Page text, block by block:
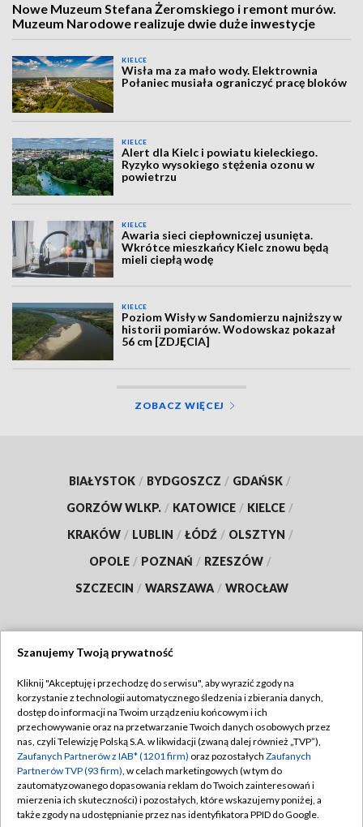
Nowe Muzeum Stefana Żeromskiego i remont murów.
Muzeum Narodowe realizuje dwie duże inwestycje
KIELCE
Wisła ma za mało wody. Elektrownia
Połaniec musiała ograniczyć pracę bloków
KIELCE
Alert dla Kielc i powiatu kieleckiego.
Ryzyko wysokiego stężenia ozonu w
powietrzu
KIELCE
Awaria sieci ciepłowniczej usunięta.
Wkrótce mieszkańcy Kielc znowu będą
mieli ciepłą wodę
KIELCE
Poziom Wisły w Sandomierzu najniższy w
historii pomiarów. Wodowskaz pokazał
56 cm [ZDJĘCIA]
ZOBACZ WIĘCEJ
BIAŁYSTOK / BYDGOSZCZ / GDAŃSK /
GORZÓW WLKP. / KATOWICE / KIELCE /
KRAKÓW / LUBLIN / ŁÓDŹ / OLSZTYN /
OPOLE / POZNAŃ / RZESZÓW /
SZCZECIN / WARSZAWA / WROCŁAW
TVP
Abonament TVP
Emisja w TVP
Centrum informacji TVP
Naziemna Telewizja Cyfrowa
Regulamin TVP
Polityka prywatności
Moje zgody
Pomoc
Szanujemy Twoją prywatność
Kliknij "Akceptuję i przechodzę do serwisu", aby wyrazić zgody na
korzystanie z technologii automatycznego śledzenia i zbierania danych,
dostęp do informacji na Twoim urządzeniu końcowym i ich
przechowywanie oraz na przetwarzanie Twoich danych osobowych przez
nas, czyli Telewizję Polską S.A. w likwidacji (zwaną dalej również „TVP”),
Zaufanych Partnerów z IAB* (1201 firm) oraz pozostałych Zaufanych
Partnerów TVP (93 firm), w celach marketingowych (w tym do
zautomatyzowanego dopasowania reklam do Twoich zainteresowań i
mierzenia ich skuteczności) i pozostałych, które wskazujemy poniżej, a
także zgody na udostępnianie przez nas identyfikatora PPID do Google.